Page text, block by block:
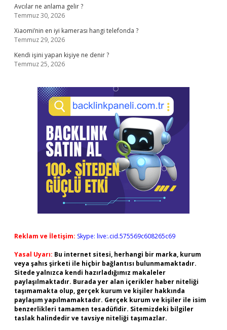
Avcılar ne anlama gelir ?
Temmuz 30, 2026
Xiaomi’nin en iyi kamerası hangi telefonda ?
Temmuz 29, 2026
Kendi işini yapan kişiye ne denir ?
Temmuz 25, 2026
Reklam ve İletişim: Skype: live:.cid.575569c608265c69
Yasal Uyarı: Bu internet sitesi, herhangi bir marka, kurum
veya şahıs şirketi ile hiçbir bağlantısı bulunmamaktadır.
Sitede yalnızca kendi hazırladığımız makaleler
paylaşılmaktadır. Burada yer alan içerikler haber niteliği
taşımamakta olup, gerçek kurum ve kişiler hakkında
paylaşım yapılmamaktadır. Gerçek kurum ve kişiler ile isim
benzerlikleri tamamen tesadüfidir. Sitemizdeki bilgiler
taslak halindedir ve tavsiye niteliği taşımazlar.